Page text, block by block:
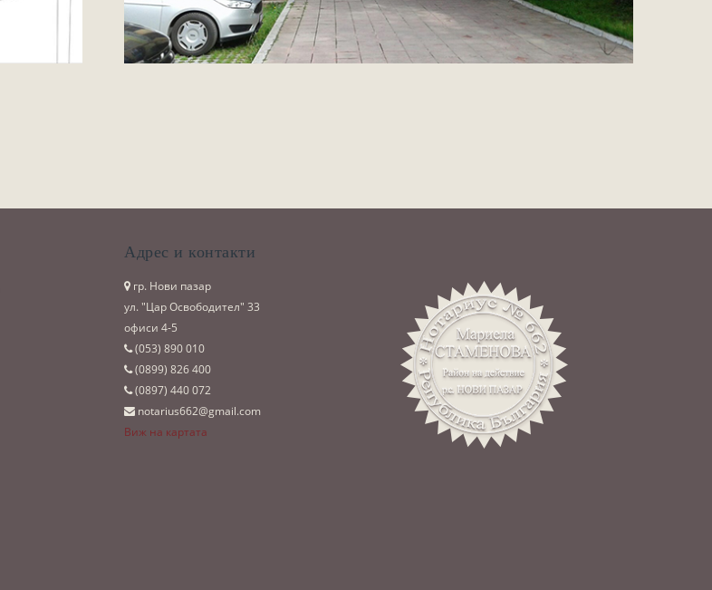
Адрес и контакти
гр. Нови пазар
ул. "Цар Освободител" 33
офиси 4-5
(053)­ 890 010
(0899)­ 826 400
(0897)­ 440 072
notarius662@gmail.com
Виж на картата